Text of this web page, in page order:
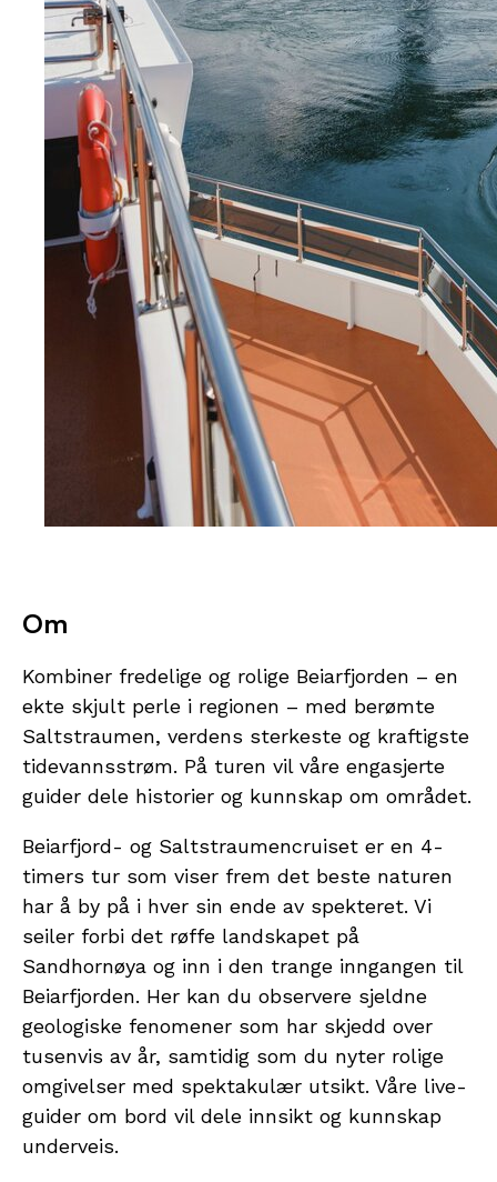
Om
Kombiner fredelige og rolige Beiarfjorden – en
ekte skjult perle i regionen – med berømte
Saltstraumen, verdens sterkeste og kraftigste
tidevannsstrøm. På turen vil våre engasjerte
guider dele historier og kunnskap om området.
Beiarfjord- og Saltstraumencruiset er en 4-
timers tur som viser frem det beste naturen
har å by på i hver sin ende av spekteret. Vi
seiler forbi det røffe landskapet på
Sandhornøya og inn i den trange inngangen til
Beiarfjorden. Her kan du observere sjeldne
geologiske fenomener som har skjedd over
tusenvis av år, samtidig som du nyter rolige
omgivelser med spektakulær utsikt. Våre live-
guider om bord vil dele innsikt og kunnskap
underveis.